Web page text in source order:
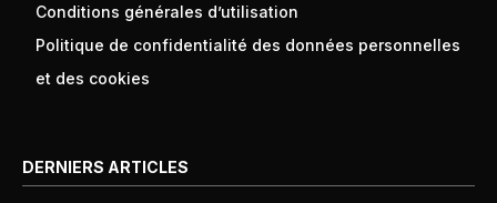
Conditions générales d’utilisation
Politique de confidentialité des données personnelles
et des cookies
DERNIERS ARTICLES